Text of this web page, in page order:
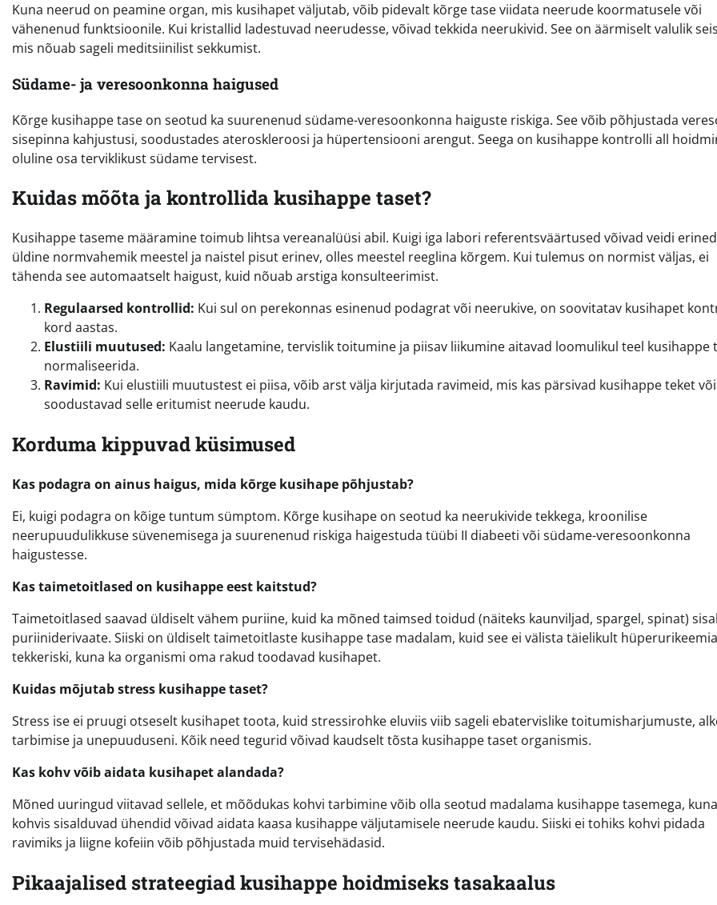
Kuna neerud on peamine organ, mis kusihapet väljutab, võib pidevalt kõrge tase viidata neerude koormatusele või
vähenenud funktsioonile. Kui kristallid ladestuvad neerudesse, võivad tekkida neerukivid. See on äärmiselt valulik
mis nõuab sageli meditsiinilist sekkumist.
Südame- ja veresoonkonna haigused
Kõrge kusihappe tase on seotud ka suurenenud südame-veresoonkonna haiguste riskiga. See võib põhjustada
sisepinna kahjustusi, soodustades ateroskleroosi ja hüpertensiooni arengut. Seega on kusihappe kontrolli all
oluline osa terviklikust südame tervisest.
Kuidas mõõta ja kontrollida kusihappe taset?
Kusihappe taseme määramine toimub lihtsa vereanalüüsi abil. Kuigi iga labori referentsväärtused võivad veidi
üldine normvahemik meestel ja naistel pisut erinev, olles meestel reeglina kõrgem. Kui tulemus on normist väljas, ei
tähenda see automaatselt haigust, kuid nõuab arstiga konsulteerimist.
Regulaarsed kontrollid: Kui sul on perekonnas esinenud podagrat või neerukive, on soovitatav kusihapet
kord aastas.
Elustiili muutused: Kaalu langetamine, tervislik toitumine ja piisav liikumine aitavad loomulikul teel kusihappe
normaliseerida.
Ravimid: Kui elustiili muutustest ei piisa, võib arst välja kirjutada ravimeid, mis kas pärsivad kusihappe teket või
soodustavad selle eritumist neerude kaudu.
Korduma kippuvad küsimused
Kas podagra on ainus haigus, mida kõrge kusihape põhjustab?
Ei, kuigi podagra on kõige tuntum sümptom. Kõrge kusihape on seotud ka neerukivide tekkega, kroonilise
neerupuudulikkuse süvenemisega ja suurenenud riskiga haigestuda tüübi II diabeeti või südame-veresoonkonna
haigustesse.
Kas taimetoitlased on kusihappe eest kaitstud?
Taimetoitlased saavad üldiselt vähem puriine, kuid ka mõned taimsed toidud (näiteks kaunviljad, spargel, spinat)
puriiniderivaate. Siiski on üldiselt taimetoitlaste kusihappe tase madalam, kuid see ei välista täielikult hüperurikeemia
tekkeriski, kuna ka organismi oma rakud toodavad kusihapet.
Kuidas mõjutab stress kusihappe taset?
Stress ise ei pruugi otseselt kusihapet toota, kuid stressirohke eluviis viib sageli ebatervislike toitumisharjumuste,
tarbimise ja unepuuduseni. Kõik need tegurid võivad kaudselt tõsta kusihappe taset organismis.
Kas kohv võib aidata kusihapet alandada?
Mõned uuringud viitavad sellele, et mõõdukas kohvi tarbimine võib olla seotud madalama kusihappe tasemega, kuna
kohvis sisalduvad ühendid võivad aidata kaasa kusihappe väljutamisele neerude kaudu. Siiski ei tohiks kohvi pidada
ravimiks ja liigne kofeiin võib põhjustada muid tervisehädasid.
Pikaajalised strateegiad kusihappe hoidmiseks tasakaalus